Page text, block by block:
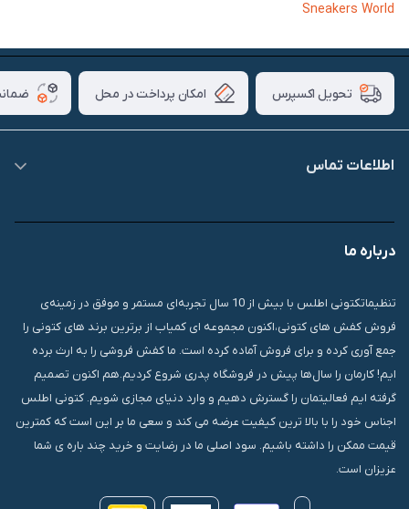
Sneakers World
تحویل اکسپرس امکان پرداخت در محل
اطلاعات تماس
درباره ما
تنظیماتکتونی اطلس با بیش از 10 سال تجربه‌ای مستمر و موفق در زمینه‌ی
فروش کفش های کتونی،اکنون مجموعه ای کمیاب از برترین برند های کتونی را
جمع آوری کرده و برای فروش آماده کرده است. ما کفش فروشی را به ارث برده
ایم! کارمان را سال‌ها پیش در فروشگاه پدری شروع کردیم.هم اکنون تصمیم
گرفته ایم فعالیتمان را گسترش دهیم و وارد دنیای مجازی شویم. کتونی اطلس
اجناس خود را با بالا ترین کیفیت عرضه می کند و سعی ما بر این است که کمترین
قیمت ممکن را داشته باشیم. سود اصلی ما در رضایت و خرید چند باره ی شما
عزیزان است.